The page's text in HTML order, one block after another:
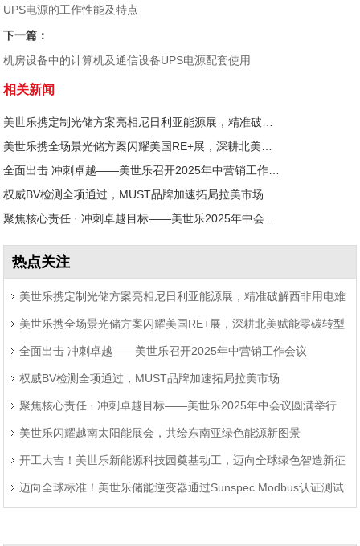
UPS电源的工作性能及特点
下一篇：
机房设备中的计算机及通信设备UPS电源配套使用
相关新闻
权威BV检测全项通过，MUST品牌加速拓局拉美市场
热点关注
美世乐携定制光储方案亮相尼日利亚能源展，精准破解西非用电难
题 美世乐携全场景光储方案闪耀美国RE+展，深耕北美赋能零碳转型
全面出击 冲刺卓越——美世乐召开2025年中营销工作会议
权威BV检测全项通过，MUST品牌加速拓局拉美市场
聚焦核心责任 · 冲刺卓越目标——美世乐2025年中会议圆满举行
美世乐闪耀越南太阳能展会，共绘东南亚绿色能源新图景
开工大吉！美世乐新能源科技园奠基动工，迈向全球绿色智造新征
程 迈向全球标准！美世乐储能逆变器通过Sunspec Modbus认证测试